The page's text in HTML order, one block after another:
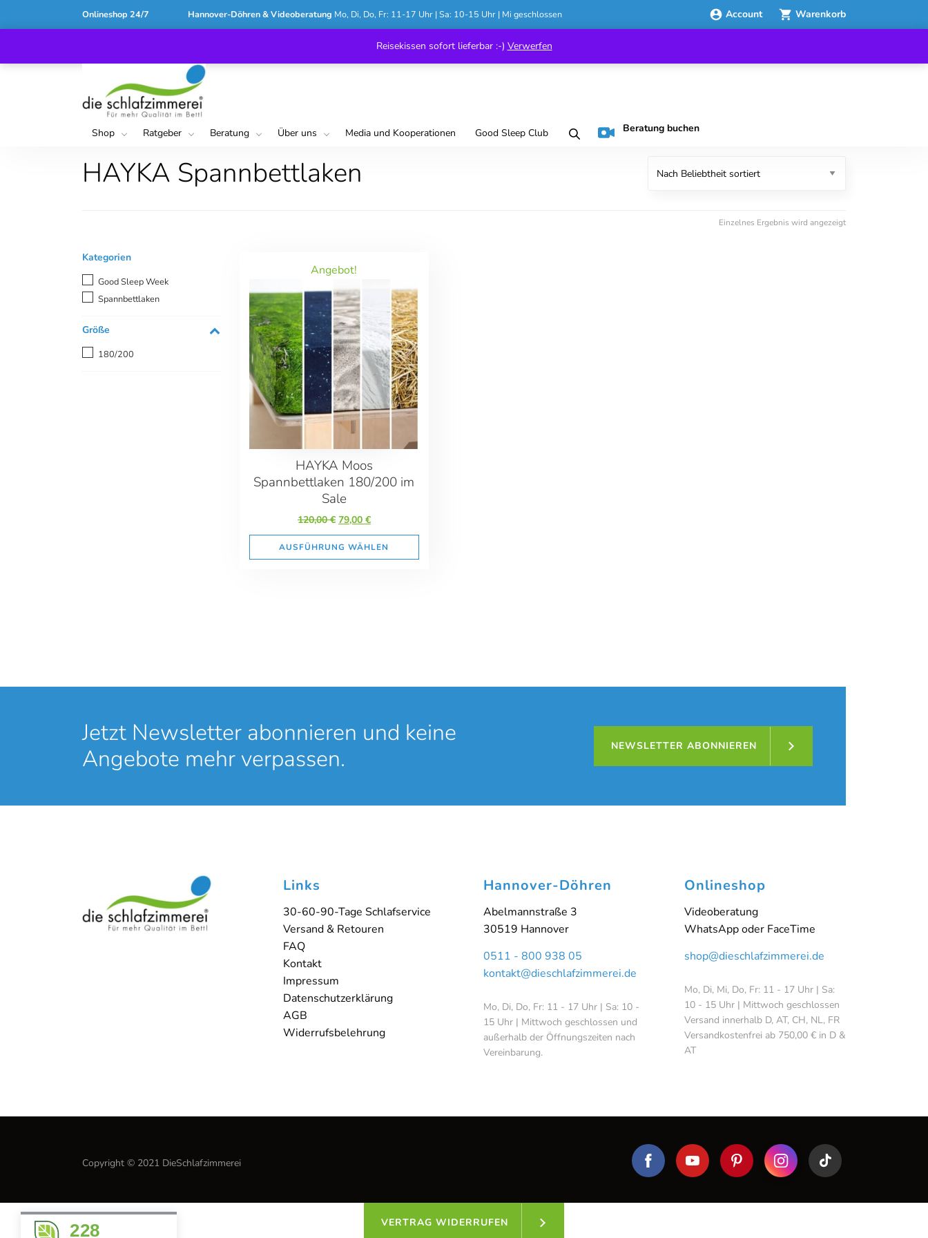
Onlineshop 24/7 Hannover-Döhren & Videoberatung Mo, Di, Do, Fr: 11-17 Uhr | Sa: 10-15 Uhr | Mi geschlossen Account Warenkorb
Reisekissen sofort lieferbar :-) Verwerfen
Shop Ratgeber Beratung Über uns Media und Kooperationen Good Sleep Club Beratung buchen
HAYKA Spannbettlaken
Einzelnes Ergebnis wird angezeigt
Kategorien
Good Sleep Week
Spannbettlaken
Größe
180/200
Angebot!
HAYKA Moos
Spannbettlaken 180/200 im
Sale
120,00€ Ursprünglicher
Preis
war:
120,00 €
79,00 €Aktueller
Preis
ist:
79,00 €.
AUSFÜHRUNG WÄHLEN
Sie sehen gerade einen Platzhalterinhalt von Booking-Time
. Um auf den eigentlichen Inhalt zuzugreifen, klicken Sie auf den Button unten. Bitte beachten Sie, dass dabei
Jetzt Newsletter abonnieren und keine
Angebote mehr verpassen.
NEWSLETTER ABONNIEREN
Links
30-60-90-Tage Schlafservice
Versand & Retouren
FAQ
Kontakt
Impressum
Datenschutzerklärung
AGB
Widerrufsbelehrung
Hannover-Döhren
Abelmannstraße 3
30519 Hannover
0511 - 800 938 05
kontakt@dieschlafzimmerei.de
Mo, Di, Do, Fr: 11 - 17 Uhr | Sa: 10 -
15 Uhr | Mittwoch geschlossen und
außerhalb der Öffnungszeiten nach
Vereinbarung.
Onlineshop
Videoberatung
WhatsApp oder FaceTime
shop@dieschlafzimmerei.de
Mo, Di, Mi, Do, Fr: 11 - 17 Uhr | Sa:
10 - 15 Uhr | Mittwoch geschlossen
Versand innerhalb D, AT, CH, NL, FR
Versandkostenfrei ab 750,00 € in D &
AT
Copyright © 2021 DieSchlafzimmerei
VERTRAG WIDERRUFEN
228